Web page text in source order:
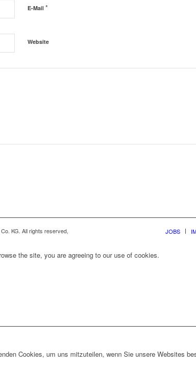
E-Mail *
Website
KG. All rights reserved, JOBS
the site, you are agreeing to our use of cookies.
Cookies, um uns mitzuteilen, wenn Sie unsere Websites